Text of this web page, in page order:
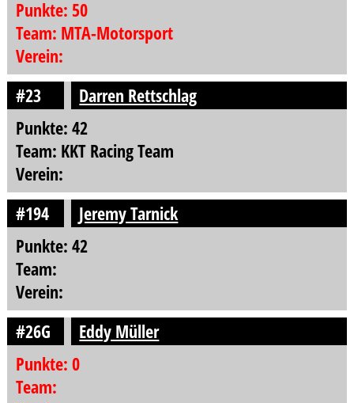
Punkte: 50
Team: MTA-Motorsport
Verein:
#23
Darren Rettschlag
Punkte: 42
Team: KKT Racing Team
Verein:
#194
Jeremy Tarnick
Punkte: 42
Team:
Verein:
#26G
Eddy Müller
Punkte: 0
Team: